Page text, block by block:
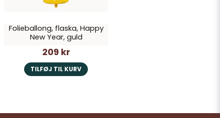
Folieballong, flaska, Happy
New Year, guld
209 kr
TILFØJ TIL KURV